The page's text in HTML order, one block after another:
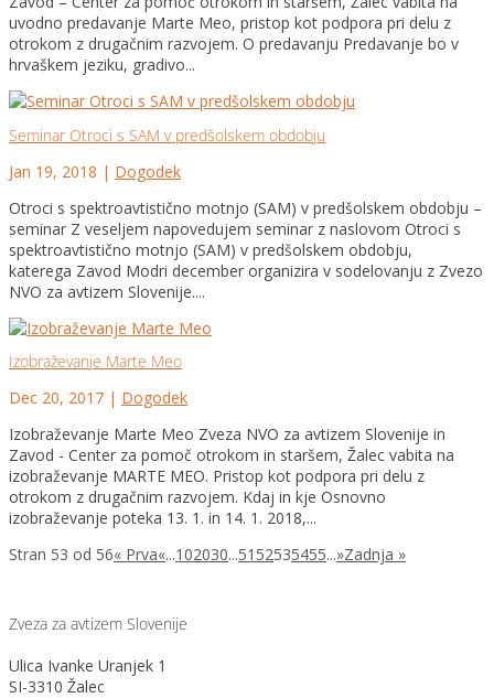
uvodno predavanje Marte Meo, pristop kot podpora pri delu z
otrokom z drugačnim razvojem. O predavanju Predavanje bo v
hrvaškem jeziku, gradivo...
Seminar Otroci s SAM v predšolskem obdobju
Jan 19, 2018 | Dogodek
Otroci s spektroavtistično motnjo (SAM) v predšolskem obdobju –
seminar Z veseljem napovedujem seminar z naslovom Otroci s
spektroavtistično motnjo (SAM) v predšolskem obdobju,
katerega Zavod Modri december organizira v sodelovanju z Zvezo
NVO za avtizem Slovenije....
Izobraževanje Marte Meo
Dec 20, 2017 | Dogodek
Izobraževanje Marte Meo Zveza NVO za avtizem Slovenije in
Zavod - Center za pomoč otrokom in staršem, Žalec vabita na
izobraževanje MARTE MEO. Pristop kot podpora pri delu z
otrokom z drugačnim razvojem. Kdaj in kje Osnovno
izobraževanje poteka 13. 1. in 14. 1. 2018,...
Stran 53 od 56« Prva«...102030...51 52535455...»Zadnja »
Zveza za avtizem Slovenije
Ulica Ivanke Uranjek 1
SI-3310 Žalec